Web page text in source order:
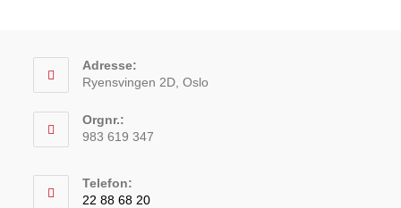
Adresse:
Ryensvingen 2D, Oslo
Orgnr.:
983 619 347
Telefon:
22 88 68 20